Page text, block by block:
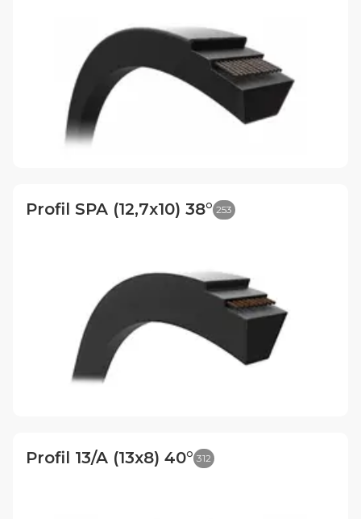
Profil SPA (12,7x10) 38° 253
Profil 13/A (13x8) 40° 312